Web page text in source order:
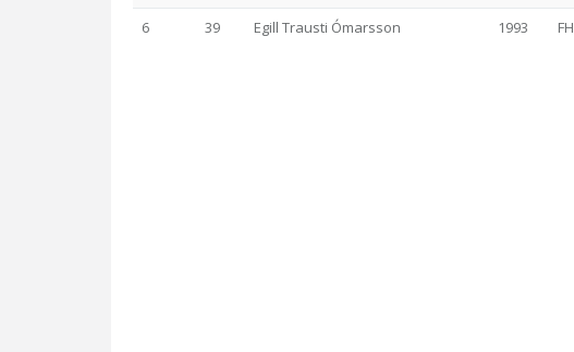
6 39 Egill Trausti Ómarsson 1993 FH